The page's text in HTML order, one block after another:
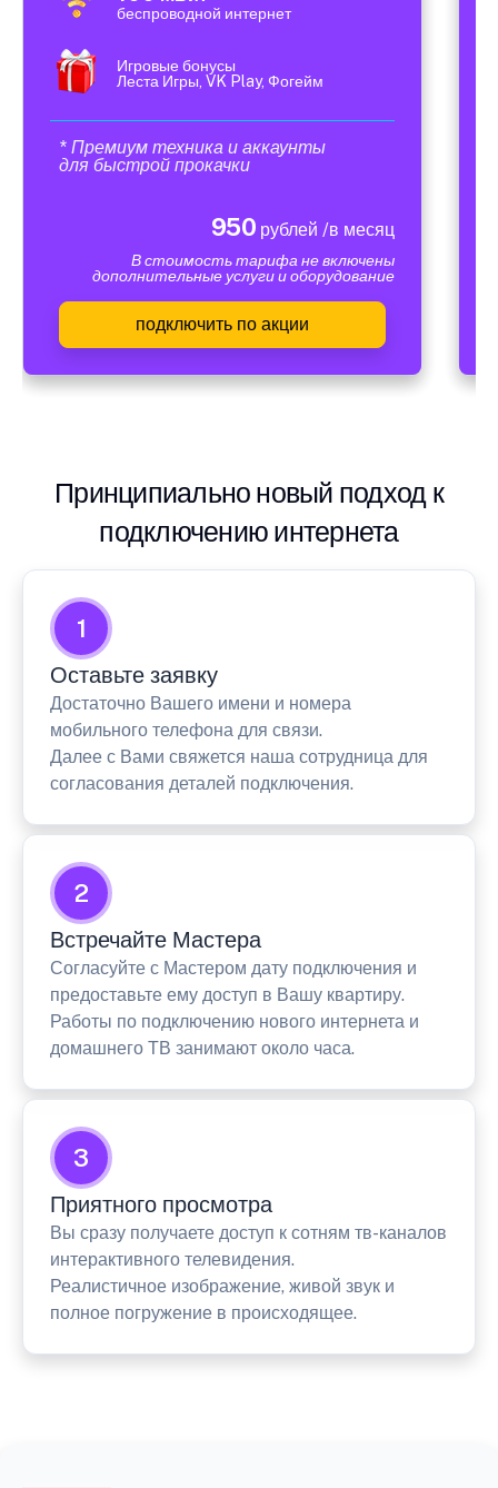
беспроводной интернет
Игровые бонусы
Леста Игры, VK Play, Фогейм
* Премиум техника и аккаунты
для быстрой прокачки
950 рублей /в месяц
В стоимость тарифа не включены
дополнительные услуги и оборудование
подключить по акции
Принципиально новый подход к
подключению интернета
1
Оставьте заявку
Достаточно Вашего имени и номера
мобильного телефона для связи.
Далее с Вами свяжется наша сотрудница для
согласования деталей подключения.
2
Встречайте Мастера
Согласуйте с Мастером дату подключения и
предоставьте ему доступ в Вашу квартиру.
Работы по подключению нового интернета и
домашнего ТВ занимают около часа.
3
Приятного просмотра
Вы сразу получаете доступ к сотням тв-каналов
интерактивного телевидения.
Реалистичное изображение, живой звук и
полное погружение в происходящее.